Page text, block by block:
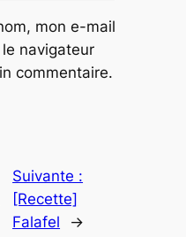
mon e-mail
navigateur
commentaire.
Suivante :
[Recette]
Falafel
→